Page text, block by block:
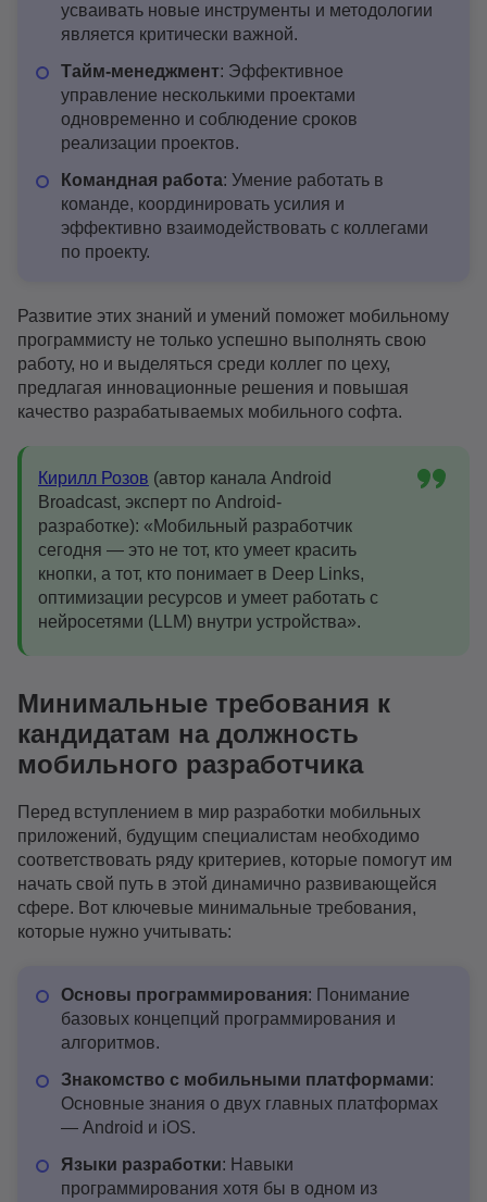
усваивать новые инструменты и методологии
является критически важной.
Тайм-менеджмент: Эффективное
управление несколькими проектами
одновременно и соблюдение сроков
реализации проектов.
Командная работа: Умение работать в
команде, координировать усилия и
эффективно взаимодействовать с коллегами
по проекту.
Развитие этих знаний и умений поможет мобильному
программисту не только успешно выполнять свою
работу, но и выделяться среди коллег по цеху,
предлагая инновационные решения и повышая
качество разрабатываемых мобильного софта.
Кирилл Розов (автор канала Android
Broadcast, эксперт по Android-
разработке): «Мобильный разработчик
сегодня — это не тот, кто умеет красить
кнопки, а тот, кто понимает в Deep Links,
оптимизации ресурсов и умеет работать с
нейросетями (LLM) внутри устройства».
Минимальные требования к
кандидатам на должность
мобильного разработчика
Перед вступлением в мир разработки мобильных
приложений, будущим специалистам необходимо
соответствовать ряду критериев, которые помогут им
начать свой путь в этой динамично развивающейся
сфере. Вот ключевые минимальные требования,
которые нужно учитывать:
Основы программирования: Понимание
базовых концепций программирования и
алгоритмов.
Знакомство с мобильными платформами:
Основные знания о двух главных платформах
— Android и iOS.
Языки разработки: Навыки
программирования хотя бы в одном из